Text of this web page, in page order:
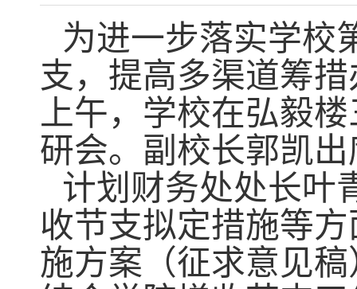
为进一步落实学校
支，提高多渠道筹
上午，学校在弘毅
研会。副校长郭凯
计划财务处处长叶
收节支拟定措施等
施方案（征求意见